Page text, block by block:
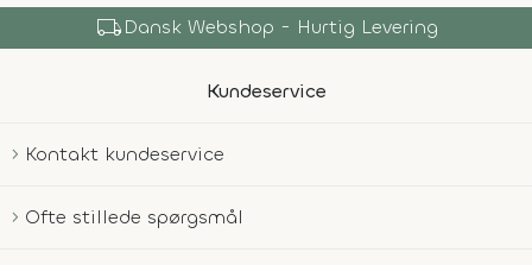
local_shippingDansk Webshop - Hurtig Levering
Kundeservice
Kontakt kundeservice
Ofte stillede spørgsmål